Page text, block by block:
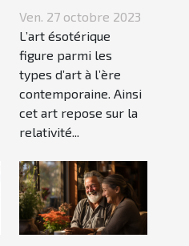
ésotérique ?
Ven. 27 octobre 2023
L’art ésotérique
figure parmi les
types d’art à l’ère
contemporaine. Ainsi
cet art repose sur la
relativité...